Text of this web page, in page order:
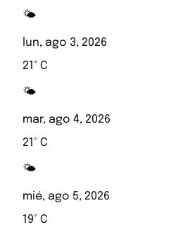
🌤️
lun, ago 3, 2026
21° C
🌤️
mar, ago 4, 2026
21° C
🌤️
mié, ago 5, 2026
19° C